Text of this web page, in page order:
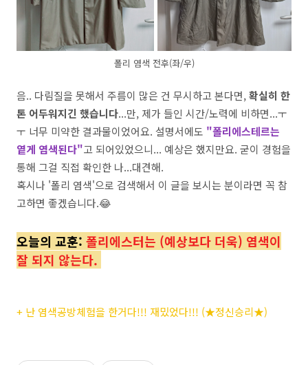
폴리 염색 전후(좌/우)
음.. 다림질을 못해서 주름이 많은 건 무시하고 본다면,확실히 한
톤 어두워지긴 했습니다...만, 제가 들인 시간/노력에 비하면...ㅜ
ㅜ 너무 미약한 결과물이었어요. 설명서에도 "폴리에스테르는
옅게 염색된다"고 되어있었으니... 예상은 했지만요. 굳이 경험을
통해 그걸 직접 확인한 나...대견해.
혹시나 '폴리 염색'으로 검색해서 이 글을 보시는 분이라면 꼭 참
고하면 좋겠습니다.😂
오늘의 교훈: 폴리에스터는 (예상보다 더욱) 염색이
잘 되지 않는다.
+ 난 염색공방체험을 한거다!!! 재밌었다!!! (★정신승리★)